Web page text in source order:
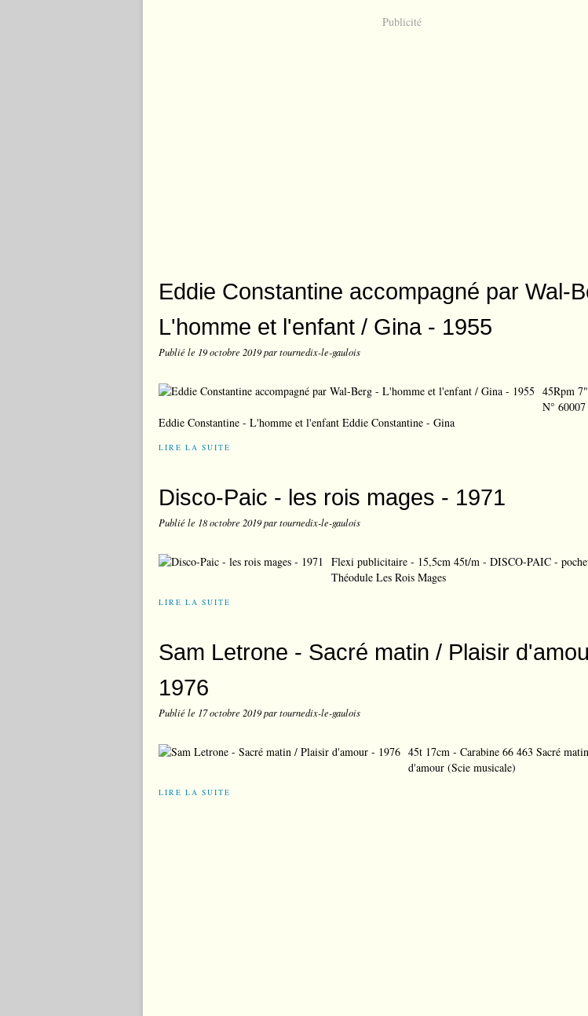
Publicité
Eddie Constantine accompagné par Wal-
L'homme et l'enfant / Gina - 1955
Publié le 19 octobre 2019par tournedix-le-gaulois
45Rpm
N°
Eddie Constantine - L'homme et l'enfant Eddie Constantine - Gina
LIRE LA SUITE
Disco-Paic - les rois mages - 1971
Publié le 18 octobre 2019par tournedix-le-gaulois
Flexi publicitaire - 15,5cm 45t/m - DISCO-PAIC -
Théodule Les Rois Mages
LIRE LA SUITE
Sam Letrone - Sacré matin / Plaisir
1976
Publié le 17 octobre 2019par tournedix-le-gaulois
45t 17cm - Carabine 66 463 Sacré
d'amour (Scie musicale)
LIRE LA SUITE